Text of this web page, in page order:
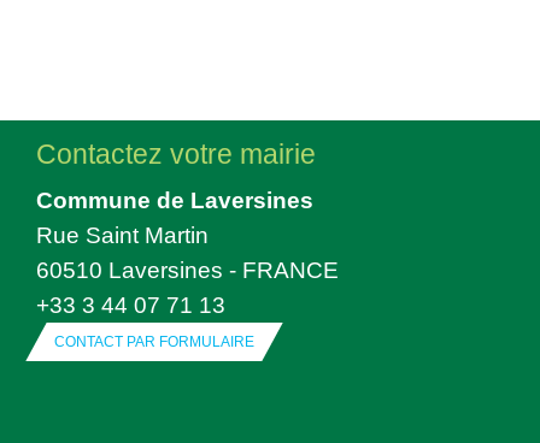
Contactez votre mairie
Commune de Laversines
Rue Saint Martin
60510 Laversines - FRANCE
+33 3 44 07 71 13
CONTACT PAR FORMULAIRE